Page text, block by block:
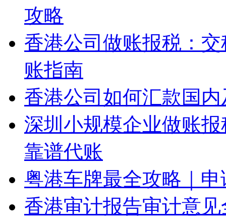
攻略
香港公司做账报税：
账指南
香港公司如何汇款国
深圳小规模企业做账
靠谱代账
粤港车牌最全攻略｜
香港审计报告审计意